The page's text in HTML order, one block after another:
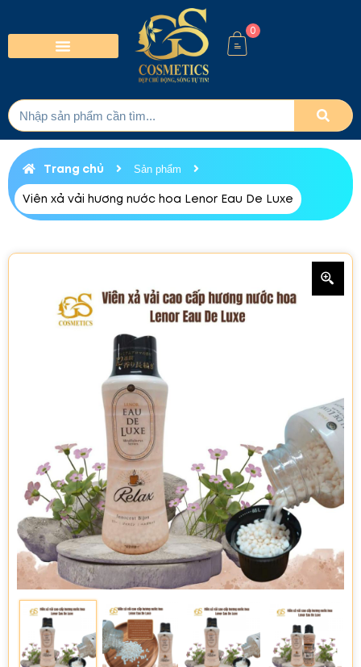
0
Trang chủ Sản phẩm
Viên xả vải hương nước hoa Lenor Eau De Luxe